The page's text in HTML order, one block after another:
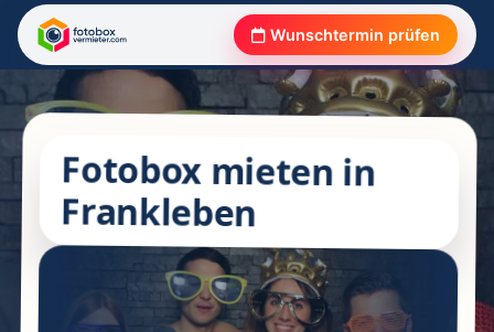
Wunschtermin prüfen
Fotobox mieten in
Frankleben